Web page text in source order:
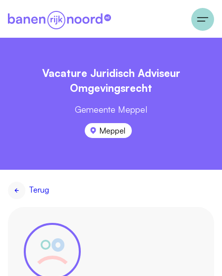
Vacature Juridisch Adviseur
Omgevingsrecht
Gemeente Meppel
Meppel
Terug